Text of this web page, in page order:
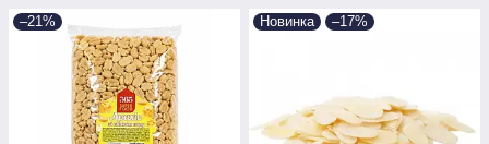
–21% Новинка –17%